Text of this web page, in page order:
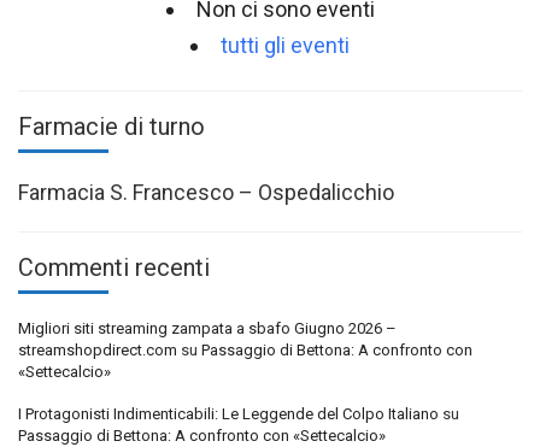
Non ci sono eventi
tutti gli eventi
Farmacie di turno
Farmacia S. Francesco – Ospedalicchio
Commenti recenti
Migliori siti streaming zampata a sbafo Giugno 2026 –
streamshopdirect.com su Passaggio di Bettona: A confronto con
«Settecalcio»
I Protagonisti Indimenticabili: Le Leggende del Colpo Italiano su
Passaggio di Bettona: A confronto con «Settecalcio»